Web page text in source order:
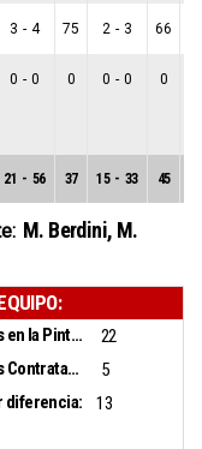
3 - 4 75 2 - 3 66
0 - 0 0 0 - 0 0
21 - 56 37 15 - 33 45
M. Berdini, M.
Puntos en la Pintura:
22
Puntos Contrataque:
5
diferencia:
13